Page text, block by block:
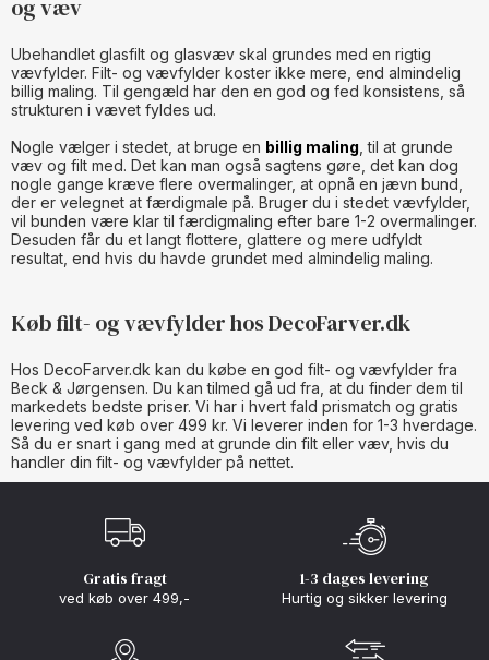
og væv
Ubehandlet glasfilt og glasvæv skal grundes med en rigtig
vævfylder. Filt- og vævfylder koster ikke mere, end almindelig
billig maling. Til gengæld har den en god og fed konsistens, så
strukturen i vævet fyldes ud.
Nogle vælger i stedet, at bruge en billig maling , til at grunde
væv og filt med. Det kan man også sagtens gøre, det kan dog
nogle gange kræve flere overmalinger, at opnå en jævn bund,
der er velegnet at færdigmale på. Bruger du i stedet vævfylder,
vil bunden være klar til færdigmaling efter bare 1-2 overmalinger.
Desuden får du et langt flottere, glattere og mere udfyldt
resultat, end hvis du havde grundet med almindelig maling.
Køb filt- og vævfylder hos DecoFarver.dk
Hos DecoFarver.dk kan du købe en god filt- og vævfylder fra
Beck & Jørgensen. Du kan tilmed gå ud fra, at du finder dem til
markedets bedste priser. Vi har i hvert fald prismatch og gratis
levering ved køb over 499 kr. Vi leverer inden for 1-3 hverdage.
Så du er snart i gang med at grunde din filt eller væv, hvis du
handler din filt- og vævfylder på nettet.
Gratis fragt
ved køb over 499,-
1-3 dages levering
Hurtig og sikker levering